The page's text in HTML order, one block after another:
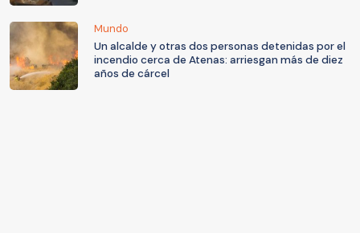
Mundo
Un alcalde y otras dos personas detenidas por el
incendio cerca de Atenas: arriesgan más de diez
años de cárcel